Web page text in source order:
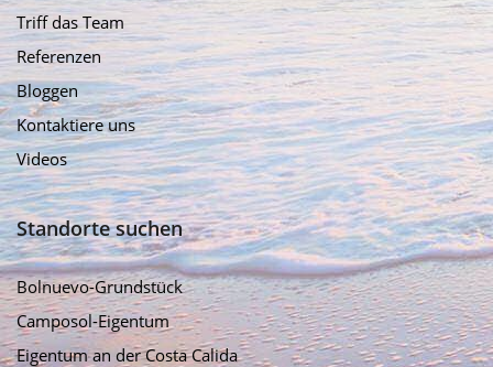
Triff das Team
Referenzen
Bloggen
Kontaktiere uns
Videos
Standorte suchen
Bolnuevo-Grundstück
Camposol-Eigentum
Eigentum an der Costa Calida